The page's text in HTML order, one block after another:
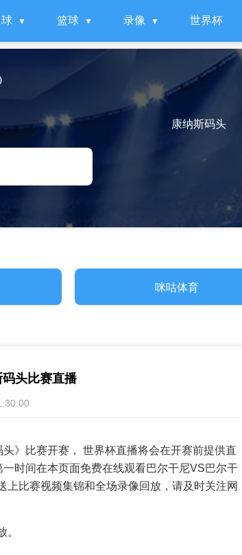
球 篮球 录像 世界杯
康纳斯码头
咪咕体育
头比赛直播
》比赛开赛， 世界杯直播将会在开赛前提供直
时间在本页面免费在线观看巴尔干尼VS巴尔干
比赛视频集锦和全场录像回放，请及时关注网